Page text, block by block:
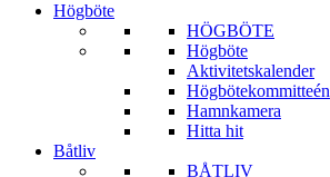
Högböte
HÖGBÖTE
Högböte
Aktivitetskalender
Högbötekommitteén
Hamnkamera
Hitta hit
Båtliv
BÅTLIV